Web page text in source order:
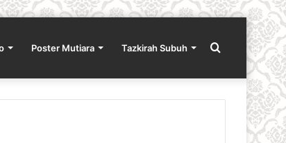
Poster Mutiara Tazkirah Subuh Search